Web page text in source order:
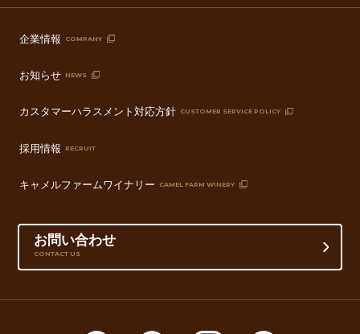
企業情報 COMPANY
お知らせ NEWS
カスタマーハラスメント対応方針 CUSTOMER SERVICE POLICY
採用情報 RECRUIT
キャメルファームワイナリー CAMEL FARM WINERY
お問い合わせ
CONTACT US